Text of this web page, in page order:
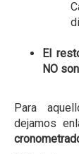
El
NO
Para
dejamos